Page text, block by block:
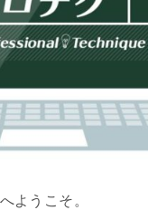
ようこそ。